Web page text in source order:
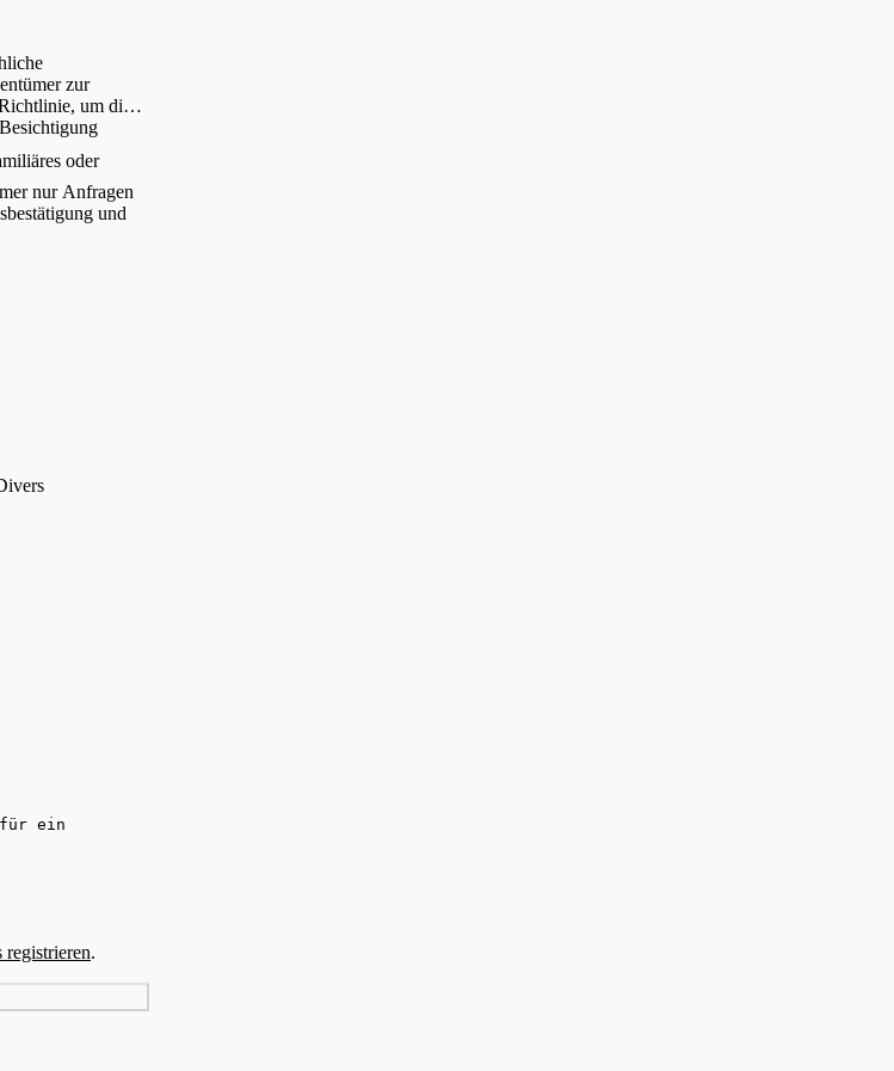
zur
um die
nur Anfragen
und
oder
registrieren.